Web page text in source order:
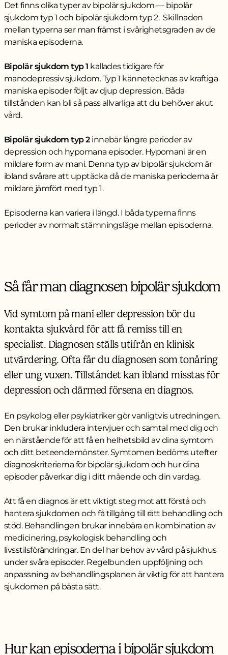
Det finns olika typer av bipolär sjukdom — bipolär
sjukdom typ 1 och bipolär sjukdom typ 2. Skillnaden
mellan typerna ser man främst i svårighetsgraden av de
maniska episoderna.
Bipolär sjukdom typ 1 kallades tidigare för
manodepressiv sjukdom. Typ 1 kännetecknas av kraftiga
maniska episoder följt av djup depression. Båda
tillstånden kan bli så pass allvarliga att du behöver akut
vård.
Bipolär sjukdom typ 2innebär längre perioder av
depression och hypomana episoder. Hypomani är en
mildare form av mani. Denna typ av bipolär sjukdom är
ibland svårare att upptäcka då de maniska perioderna är
mildare jämfört med typ 1.
Episoderna kan variera i längd. I båda typerna finns
perioder av normalt stämningsläge mellan episoderna.
Så får man diagnosen bipolär sjukdom
Vid symtom på mani eller depression bör du
kontakta sjukvård för att få remiss till en
specialist. Diagnosen ställs utifrån en klinisk
utvärdering. Ofta får du diagnosen som tonåring
eller ung vuxen. Tillståndet kan ibland misstas för
depression och därmed försena en diagnos.
En psykolog eller psykiatriker gör vanligtvis utredningen.
Den brukar inkludera intervjuer och samtal med dig och
en närstående för att få en helhetsbild av dina symtom
och ditt beteendemönster. Symtomen bedöms utefter
diagnoskriterierna för bipolär sjukdom och hur dina
episoder påverkar dig i ditt mående och din vardag.
Att få en diagnos är ett viktigt steg mot att förstå och
hantera sjukdomen och få tillgång till rätt behandling och
stöd. Behandlingen brukar innebära en kombination av
medicinering, psykologisk behandling och
livsstilsförändringar. En del har behov av vård på sjukhus
under svåra episoder. Regelbunden uppföljning och
anpassning av behandlingsplanen är viktig för att hantera
sjukdomen på bästa sätt.
Hur kan episoderna i bipolär sjukdom